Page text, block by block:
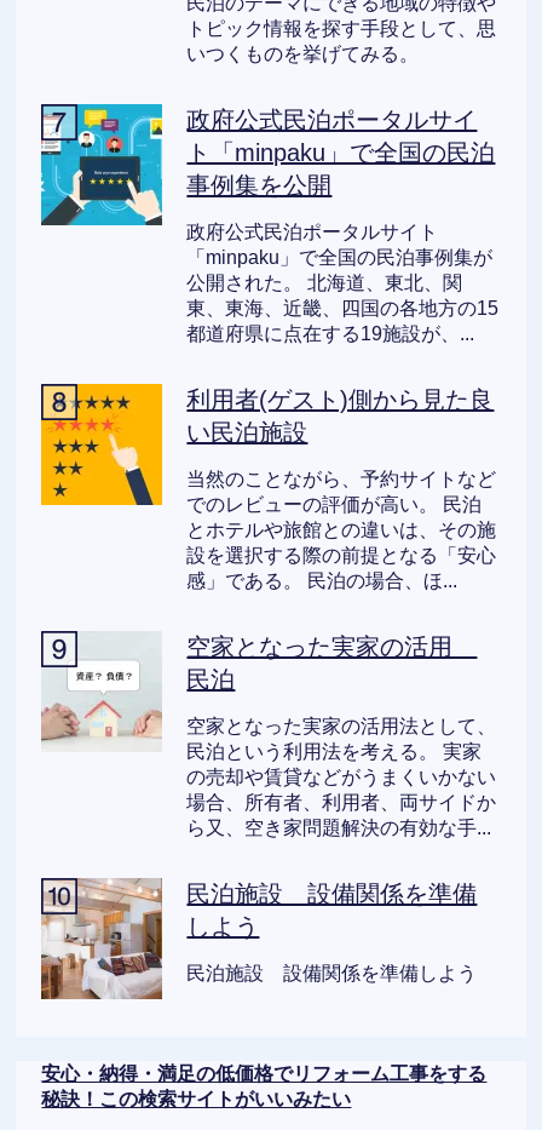
トピック情報を探す手段として、思
いつくものを挙げてみる。
政府公式民泊ポータルサイ
ト「minpaku」で全国の民泊
事例集を公開
政府公式民泊ポータルサイト
「minpaku」で全国の民泊事例集が
公開された。 北海道、東北、関
東、東海、近畿、四国の各地方の15
都道府県に点在する19施設が、...
利用者(ゲスト)側から見た良
い民泊施設
当然のことながら、予約サイトなど
でのレビューの評価が高い。 民泊
とホテルや旅館との違いは、その施
設を選択する際の前提となる「安心
感」である。 民泊の場合、ほ...
空家となった実家の活用
民泊
空家となった実家の活用法として、
民泊という利用法を考える。 実家
の売却や賃貸などがうまくいかない
場合、所有者、利用者、両サイドか
ら又、空き家問題解決の有効な手...
民泊施設 設備関係を準備
しよう
民泊施設 設備関係を準備しよう
安心・納得・満足の低価格でリフォーム工事をする
秘訣！この検索サイトがいいみたい